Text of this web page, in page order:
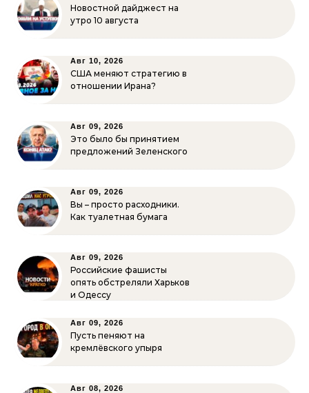
Новостной дайджест на
утро 10 августа
Авг 10, 2026
США меняют стратегию в
отношении Ирана?
Авг 09, 2026
Это было бы принятием
предложений Зеленского
Авг 09, 2026
Вы – просто расходники.
Как туалетная бумага
Авг 09, 2026
Российские фашисты
опять обстреляли Харьков
и Одессу
Авг 09, 2026
Пусть пеняют на
кремлёвского упыря
Авг 08, 2026